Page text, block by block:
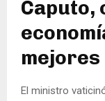
Caputo,
mejores
El ministro